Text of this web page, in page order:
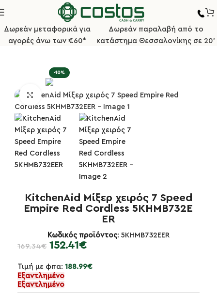
Δωρεάν μεταφορικά για
αγορές άνω των €60*
Δωρεάν παραλαβή από το
κατάστημα Θεσσαλονίκης σε 20'
Αρχική σελίδα Κουζίνα Μηχανήματα KitchenAid
-10%
Κλικ για μεγέθυνση
KitchenAid Μίξερ χειρός 7 Speed
Empire Red Cordless 5KHMB732E
ER
Κωδικός προϊόντος: 5KHMB732EER
169.34€ 152.41€
Τιμή με φπα: 188.99€
Εξαντλημένο
Εξαντλημένο